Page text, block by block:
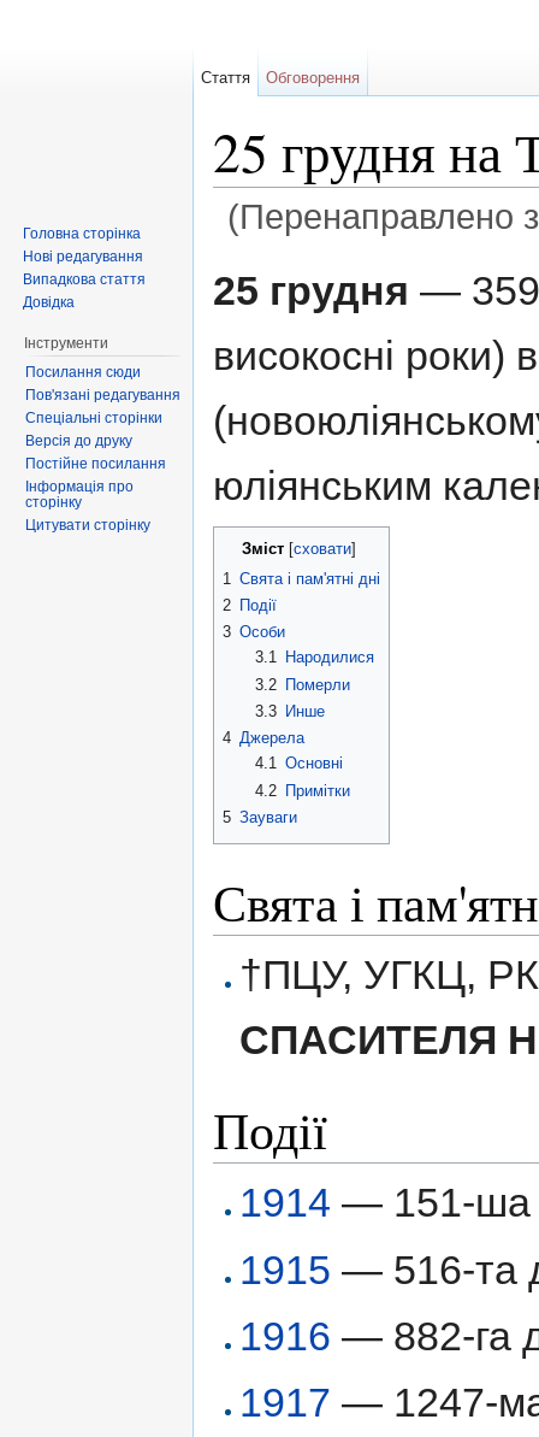
25 грудня на
(Перенаправлено
25 грудня —
високосні роки)
юліянським
Зміст [сховати]
1 Свята і пам'ятні дні
2 Події
3 Особи
3.1
Народилися
3.2 Померли
3.3
Инше
4 Джерела
4.1 Основні
4.2 Примітки
5 Зауваги
Свята і
†ПЦУ, УГКЦ,
СПАСИТЕЛЯ
Події
1914 — 151-ша
1915 — 516-та
1916 — 882-га
1917 — 1247-ма
Стаття Обговорення
Головна сторінка
Нові редагування
Випадкова стаття
Довідка
Інструменти
Посилання сюди
Пов'язані редагування
Спеціальні сторінки
Версія до друку
Постійне посилання
Інформація про
сторінку
Цитувати сторінку